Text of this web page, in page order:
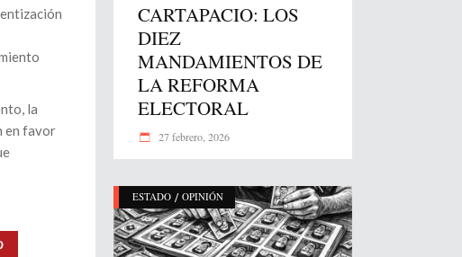
la
en favor
CARTAPACIO: LOS
DIEZ
MANDAMIENTOS DE
LA REFORMA
ELECTORAL
27 febrero, 2026
ESTADO / OPINIÓN